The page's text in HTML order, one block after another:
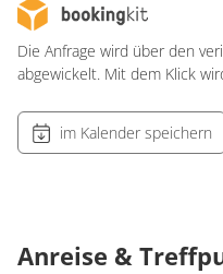
Die Anfrage wird über den
abgewickelt. Mit dem Klick
im Kalender speichern
Anreise &